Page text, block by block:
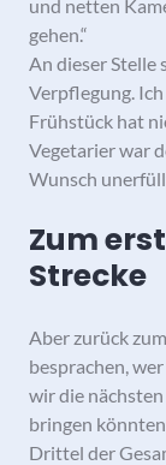
und netten
gehen.“
An dieser Stelle
Verpflegung.
Frühstück hat
Vegetarier war
Wunsch
Zum
Strecke
Aber zurück
besprachen,
wir die
bringen
Drittel der